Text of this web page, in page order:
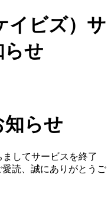
イビズ）サ
らせ
知らせ
ましてサービスを終了
読、誠にありがとうご